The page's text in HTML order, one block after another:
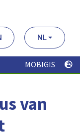
NL
MOBIGIS
van